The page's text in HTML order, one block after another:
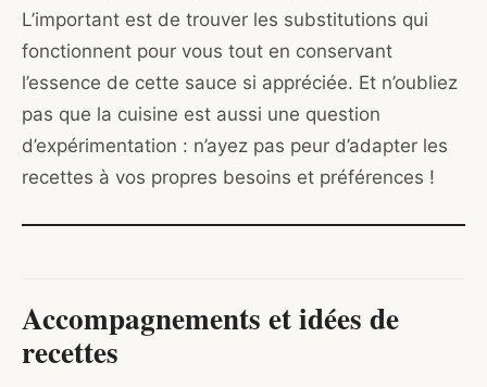
L’important est de trouver les substitutions qui
fonctionnent pour vous tout en conservant
l’essence de cette sauce si appréciée. Et n’oubliez
pas que la cuisine est aussi une question
d’expérimentation : n’ayez pas peur d’adapter les
recettes à vos propres besoins et préférences !
Accompagnements et idées de
recettes